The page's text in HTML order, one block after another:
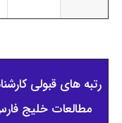
رتبه های قبولی
مطالعات خلیج